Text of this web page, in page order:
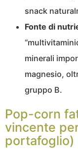
snack
Fonte di
minerali
magnesio,
gruppo B.
Pop-corn
vincente
portafoglio)